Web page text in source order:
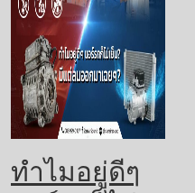
ทำไมอยู่ดีๆ